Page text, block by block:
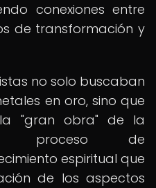
conexiones entre
de transformación y
no solo buscaban
en oro, sino que
"gran obra" de la
proceso de
espiritual que
de los aspectos